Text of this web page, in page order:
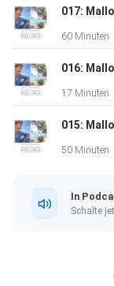
60 Minuten
17 Minuten
50 Minuten
In
Schalte